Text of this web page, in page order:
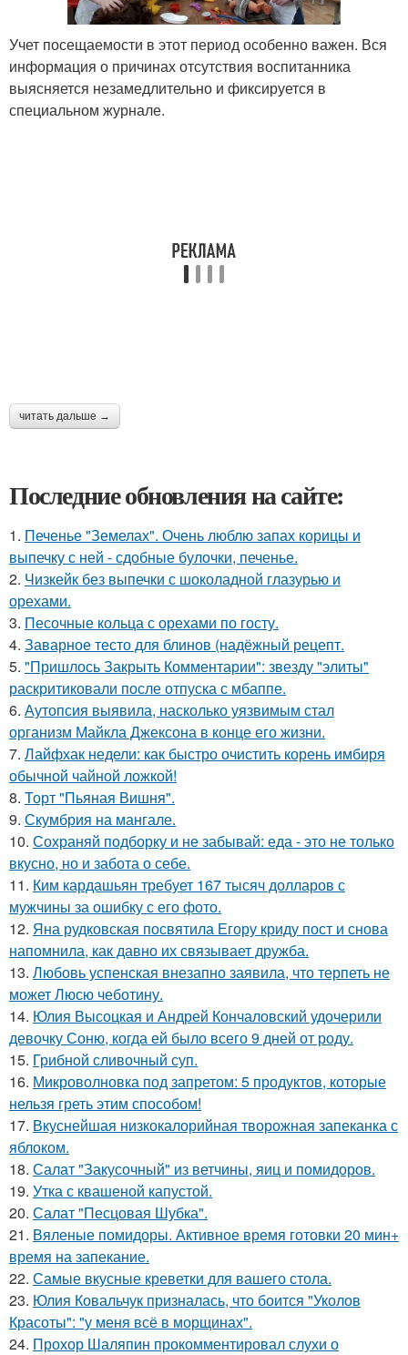
Учет посещаемости в этот период особенно важен. Вся
информация о причинах отсутствия воспитанника
выясняется незамедлительно и фиксируется в
специальном журнале.
читать дальше →
Последние обновления на сайте:
1. Печенье "Земелах". Очень люблю запах корицы и
выпечку с ней - сдобные булочки, печенье.
2. Чизкейк без выпечки с шоколадной глазурью и
орехами.
3. Песочные кольца с орехами по госту.
4. Заварное тесто для блинов (надёжный рецепт.
5. "Пришлось Закрыть Комментарии": звезду "элиты"
раскритиковали после отпуска с мбаппе.
6. Аутопсия выявила, насколько уязвимым стал
организм Майкла Джексона в конце его жизни.
7. Лайфхак недели: как быстро очистить корень имбиря
обычной чайной ложкой!
8. Торт "Пьяная Вишня".
9. Скумбрия на мангале.
10. Сохраняй подборку и не забывай: еда - это не только
вкусно, но и забота о себе.
11. Ким кардашьян требует 167 тысяч долларов с
мужчины за ошибку с его фото.
12. Яна рудковская посвятила Егору криду пост и снова
напомнила, как давно их связывает дружба.
13. Любовь успенская внезапно заявила, что терпеть не
может Люсю чеботину.
14. Юлия Высоцкая и Андрей Кончаловский удочерили
девочку Соню, когда ей было всего 9 дней от роду.
15. Грибнoй сливочный суп.
16. Микроволновка под запретом: 5 продуктов, которые
нельзя греть этим способом!
17. Вкуснейшая низкокалорийная творожная запеканка с
яблоком.
18. Салат "Закусочный" из ветчины, яиц и помидоров.
19. Утка с квашеной капустой.
20. Салат "Песцовая Шубка".
21. Вяленые помидоры. Активное время готовки 20 мин+
время на запекание.
22. Самые вкусные креветки для вашего стола.
23. Юлия Ковальчук призналась, что боится "Уколов
Красоты": "у меня всё в морщинах".
24. Прохор Шаляпин прокомментировал слухи о